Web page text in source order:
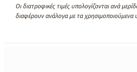
Οι διατροφικές τιμές υπολογίζονται ανά
διαφέρουν ανάλογα με τα χρησιμοποιούμενα